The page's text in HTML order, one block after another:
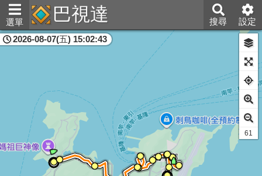
選單 巴視達 搜尋 設定
連江縣
2026-08-07(五) 15:02:43
60